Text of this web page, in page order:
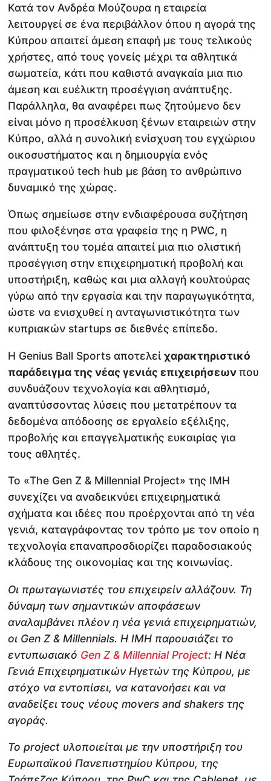
Κατά τον Ανδρέα Μούζουρα η εταιρεία
λειτουργεί σε ένα περιβάλλον όπου η αγορά της
Κύπρου απαιτεί άμεση επαφή με τους τελικούς
χρήστες, από τους γονείς μέχρι τα αθλητικά
σωματεία, κάτι που καθιστά αναγκαία μια πιο
άμεση και ευέλικτη προσέγγιση ανάπτυξης.
Παράλληλα, θα αναφέρει πως ζητούμενο δεν
είναι μόνο η προσέλκυση ξένων εταιρειών στην
Κύπρο, αλλά η συνολική ενίσχυση του εγχώριου
οικοσυστήματος και η δημιουργία ενός
πραγματικού tech hub με βάση το ανθρώπινο
δυναμικό της χώρας.
Όπως σημείωσε στην ενδιαφέρουσα συζήτηση
που φιλοξένησε στα γραφεία της η PWC, η
ανάπτυξη του τομέα απαιτεί μια πιο ολιστική
προσέγγιση στην επιχειρηματική προβολή και
υποστήριξη, καθώς και μια αλλαγή κουλτούρας
γύρω από την εργασία και την παραγωγικότητα,
ώστε να ενισχυθεί η ανταγωνιστικότητα των
κυπριακών startups σε διεθνές επίπεδο.
Η Genius Ball Sports αποτελείχαρακτηριστικό
παράδειγμα της νέας γενιάς επιχειρήσεωνπου
συνδυάζουν τεχνολογία και αθλητισμό,
αναπτύσσοντας λύσεις που μετατρέπουν τα
δεδομένα απόδοσης σε εργαλείο εξέλιξης,
προβολής και επαγγελματικής ευκαιρίας για
τους αθλητές.
Το «The Gen Z & Millennial Project» της IMH
συνεχίζει να αναδεικνύει επιχειρηματικά
σχήματα και ιδέες που προέρχονται από τη νέα
γενιά, καταγράφοντας τον τρόπο με τον οποίο η
τεχνολογία επαναπροσδιορίζει παραδοσιακούς
κλάδους της οικονομίας και της κοινωνίας.
Οι πρωταγωνιστές του επιχειρείν αλλάζουν. Τη
δύναμη των σημαντικών αποφάσεων
αναλαμβάνει πλέον η νέα γενιά επιχειρηματιών,
οι Gen Z & Millennials. Η IMH παρουσιάζει το
εντυπωσιακό Gen Z & Millennial Project: Η Νέα
Γενιά Επιχειρηματικών Ηγετών της Κύπρου, με
στόχο να εντοπίσει, να κατανοήσει και να
αναδείξει τους νέους movers and shakers της
αγοράς.
Το project υλοποιείται με την υποστήριξη του
Ευρωπαϊκού Πανεπιστημίου Κύπρου, της